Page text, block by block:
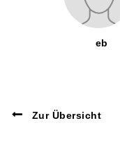
eb
Zur Übersicht